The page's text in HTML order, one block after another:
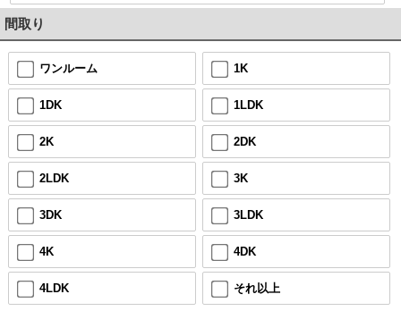
間取り
ワンルーム 1K
1DK 1LDK
2K 2DK
2LDK 3K
3DK 3LDK
4K 4DK
4LDK それ以上